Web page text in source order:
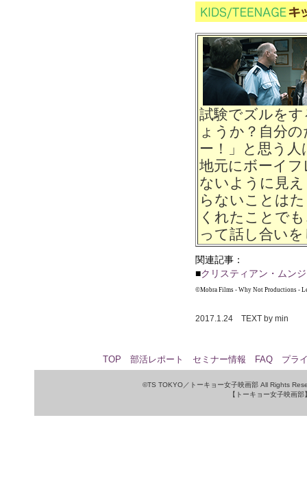
試験でズルを
ょうか？自分
ー！」と思う
地元にボーイ
ないように見
らないことは
くれたことで
って話し合い
関連記事：
■クリスティアン・ムン
©Mobra Films - Why Not Productions -
2017.1.24 TEXT by min
TOP 部活レポート セミナー情報 FAQ プラ
©TS TOKYO／トーキョー女子映画部 All Rights
【トーキョー女子映画